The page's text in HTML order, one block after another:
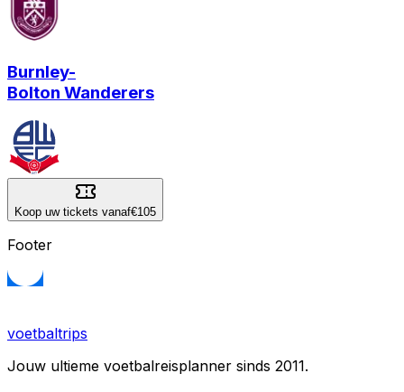
Burnley-
Bolton Wanderers
Koop uw tickets vanaf€105
Footer
voetbaltrips
Jouw ultieme voetbalreisplanner sinds 2011.